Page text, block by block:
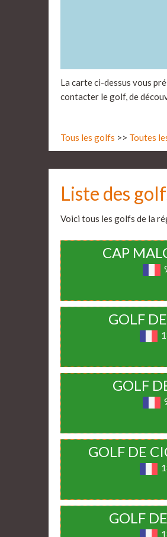
La carte ci-dessus vous
contacter le golf, de
Tous les golfs >> Toutes
Liste des
Voici tous les golfs de la
CAP
GOLF
GOLF
GOLF DE
GOLF